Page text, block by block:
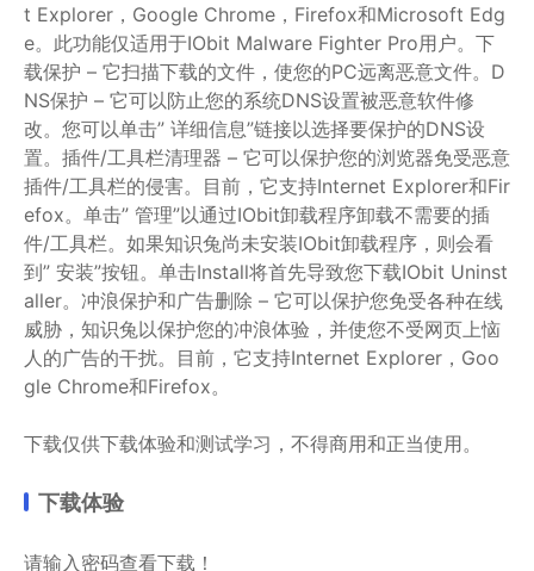
t Explorer，Google Chrome，Firefox和Microsoft Edg
e。此功能仅适用于IObit Malware Fighter Pro用户。下
载保护 – 它扫描下载的文件，使您的PC远离恶意文件。D
NS保护 – 它可以防止您的系统DNS设置被恶意软件修
改。您可以单击” 详细信息”链接以选择要保护的DNS设
置。插件/工具栏清理器 – 它可以保护您的浏览器免受恶意
插件/工具栏的侵害。目前，它支持Internet Explorer和Fir
efox。单击” 管理”以通过IObit卸载程序卸载不需要的插
件/工具栏。如果知识兔尚未安装IObit卸载程序，则会看
到” 安装”按钮。单击Install将首先导致您下载IObit Uninst
aller。冲浪保护和广告删除 – 它可以保护您免受各种在线
威胁，知识兔以保护您的冲浪体验，并使您不受网页上恼
人的广告的干扰。目前，它支持Internet Explorer，Goo
gle Chrome和Firefox。
下载仅供下载体验和测试学习，不得商用和正当使用。
下载体验
请输入密码查看下载！